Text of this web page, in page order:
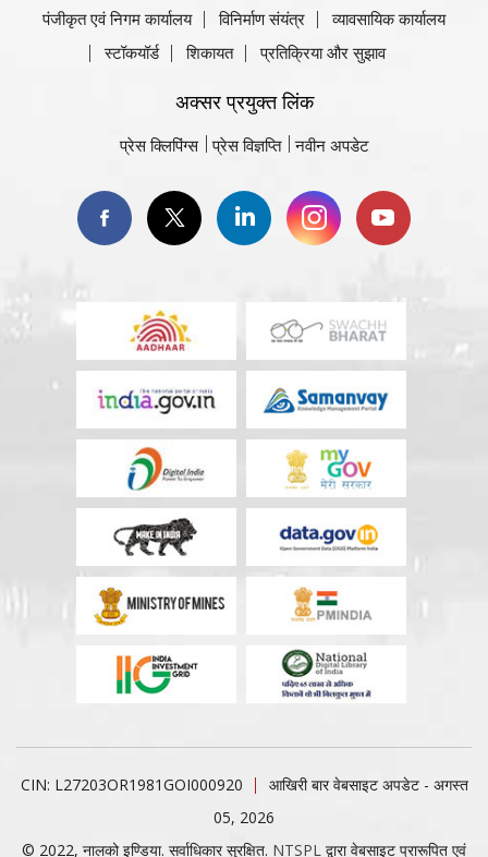
पंजीकृत एवं निगम कार्यालय विनिर्माण संयंत्र
व्यावसायिक कार्यालय
स्टॉकयॉर्ड
शिकायत प्रतिक्रिया और सुझाव
अक्सर प्रयुक्त लिंक
प्रेस क्लिपिंग्स प्रेस विज्ञप्ति नवीन अपडेट
CIN: L27203OR1981GOI000920
आखिरी बार वेबसाइट अपडेट - अगस्त
05, 2026
© 2022, नालको इण्डिया. सर्वाधिकार सुरक्षित. NTSPL द्वारा वेबसाइट प्रारूपित एवं